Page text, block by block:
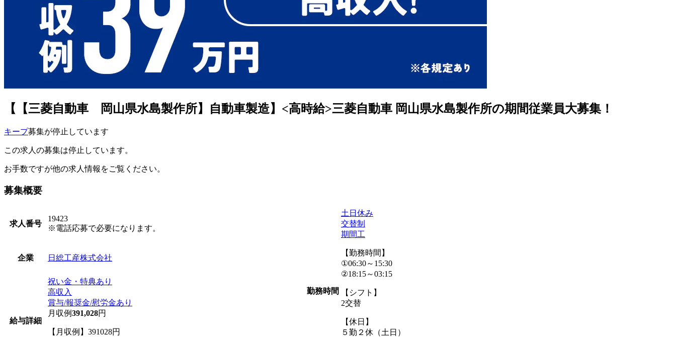
【【三菱自動車 岡山県水島製作所】自動車製造】<高時給>三菱自動車 岡山県水島製作所の期間従業員大募集！
キープ募集が停止しています
この求人の募集は停止しています。
お手数ですが他の求人情報をご覧ください。
募集概要
求人番号
19423
※電話応募で必要になります。
企業 日総工産株式会社
給与詳細
祝い金・特典あり
高収入
賞与/報奨金/慰労金あり
月収例391,028円
【月収例】391028円
勤務時間
土日休み
交替制
期間工
【勤務時間】
①06:30～15:30
②18:15～03:15
【シフト】
2交替
【休日】
５勤２休（土日）